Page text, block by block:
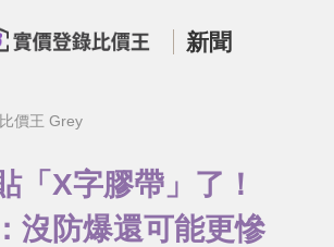
新聞
價王 Grey
「X字膠帶」了！
沒防爆還可能更慘